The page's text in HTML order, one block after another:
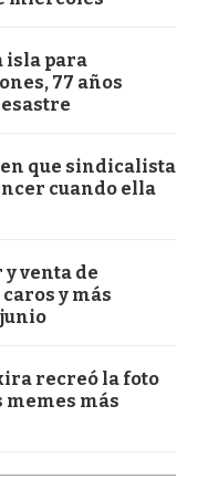
isla para
77 años
que sindicalista
cuando ella
venta de
y más
recreó la foto
memes más